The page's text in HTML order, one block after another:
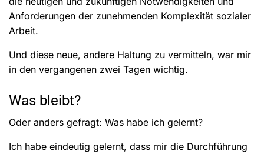
Anforderungen der zunehmenden Komplexität sozialer
Arbeit.
Und diese neue, andere Haltung zu vermitteln, war mir
in den vergangenen zwei Tagen wichtig.
Was bleibt?
Oder anders gefragt: Was habe ich gelernt?
Ich habe eindeutig gelernt, dass mir die Durchführung